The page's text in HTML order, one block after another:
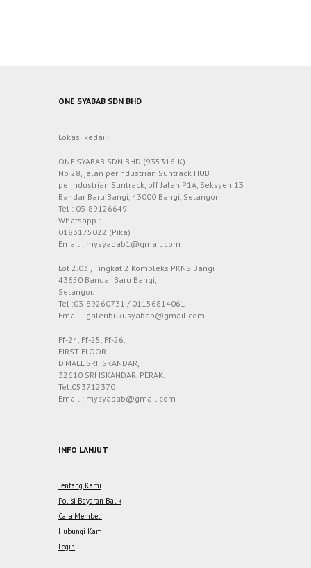
ONE SYABAB SDN BHD
Lokasi kedai :
ONE SYABAB SDN BHD (935316-K)
No 28, jalan perindustrian Suntrack HUB
perindustrian Suntrack, off Jalan P1A, Seksyen 13
Bandar Baru Bangi, 43000 Bangi, Selangor
Tel : 03-89126649
Whatsapp :
0183175022 (Pika)
Email : mysyabab1@gmail.com
Lot 2.03 , Tingkat 2 Kompleks PKNS Bangi
43650 Bandar Baru Bangi,
Selangor.
Tel :03-89260731 / 01156814061
Email : galeribukusyabab@gmail.com
Ff-24, Ff-25, Ff-26,
FIRST FLOOR
D’MALL SRI ISKANDAR,
32610 SRI ISKANDAR, PERAK.
Tel:053712370
Email : mysyabab@gmail.com
INFO LANJUT
Tentang Kami
Polisi Bayaran Balik
Cara Membeli
Hubungi Kami
Login